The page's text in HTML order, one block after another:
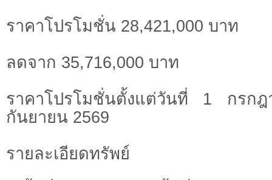
ราคาโปรโมชั่น 28,421,000 บาท
ลดจาก 35,716,000 บาท
ราคาโปรโมชั่นตั้งแต่วันที่ 1 กร
กันยายน 2569
รายละเอียดทรัพย์